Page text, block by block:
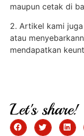
maupun cetak di
2. Artikel kami
atau
mendapatkan
Let's share!